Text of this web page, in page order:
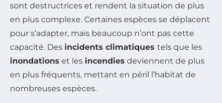
sont destructrices et rendent la situation de plus
en plus complexe. Certaines espèces se déplacent
pour s’adapter, mais beaucoup n’ont pas cette
capacité. Des incidents climatiques tels que les
inondations et les incendies deviennent de plus
en plus fréquents, mettant en péril l’habitat de
nombreuses espèces.